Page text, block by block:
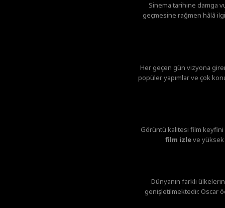
Sinema tarihine damga
geçmesine rağmen hâlâ
Her geçen gün vizyona
popüler yapımlar ve çok
Görüntü kalitesi film keyfini
film izleve
Dünyanın farklı
genişletilmektedir. Oscar